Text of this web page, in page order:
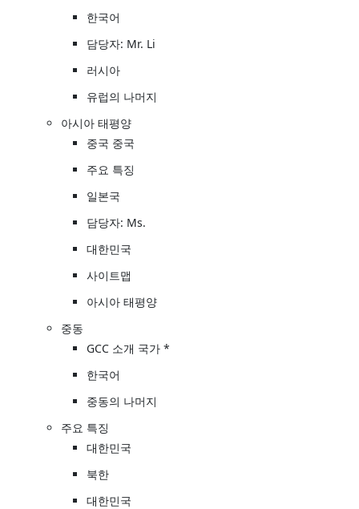
한국어
담당자: Mr. Li
러시아
유럽의 나머지
아시아 태평양
중국 중국
주요 특징
일본국
담당자: Ms.
대한민국
사이트맵
아시아 태평양
중동
GCC 소개 국가 *
한국어
중동의 나머지
주요 특징
대한민국
북한
대한민국